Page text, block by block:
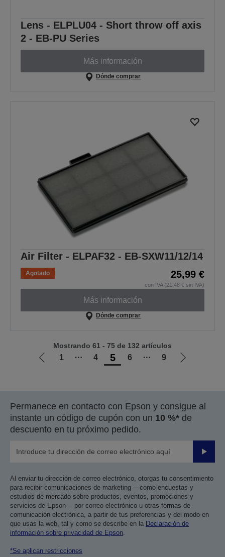
Lens - ELPLU04 - Short throw off axis
2 - EB-PU Series
Más información
Dónde comprar
Air Filter - ELPAF32 - EB-SXW11/12/14
Agotado 25,99 €
con IVA (21,48 € sin IVA)
Más información
Dónde comprar
Ir
anterior
1 ⋯ 4 5 6 ⋯ 9
Ir
siguiente
Mostrando 61 - 75 de 132 artículos
Permanece en contacto con Epson y consigue al
instante un código de cupón con un 10 %* de
descuento en tu próximo pedido.
Enviar
Al enviar tu dirección de correo electrónico, otorgas tu consentimiento
para recibir comunicaciones de marketing —como encuestas y
estudios de mercado sobre productos, eventos, promociones y
servicios de Epson— por correo electrónico u otras formas de
comunicación electrónica, a partir de tus preferencias y del modo en
que usas la web, tal y como se describe en la Declaración de
información sobre privacidad de Epson.
*Se aplican restricciones